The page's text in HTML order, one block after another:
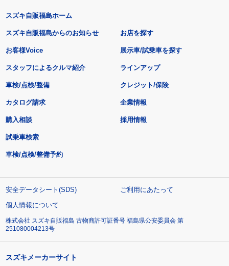
スズキ自販福島ホーム
スズキ自販福島からのお知らせ
お客様Voice
スタッフによるクルマ紹介
お店を探す
展示車/試乗車を探す
ラインアップ
車検/点検/整備 クレジット/保険
カタログ請求
購入相談
試乗車検索
車検/点検/整備予約
企業情報
採用情報
安全データシート(SDS)
ご利用にあたって
個人情報について
株式会社 スズキ自販福島 古物商許可証番号 福島県公安委員会 第
251080004213号
スズキメーカーサイト